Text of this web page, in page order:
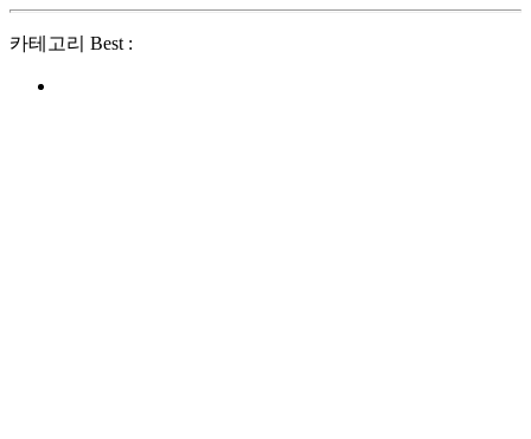
카테고리 Best :